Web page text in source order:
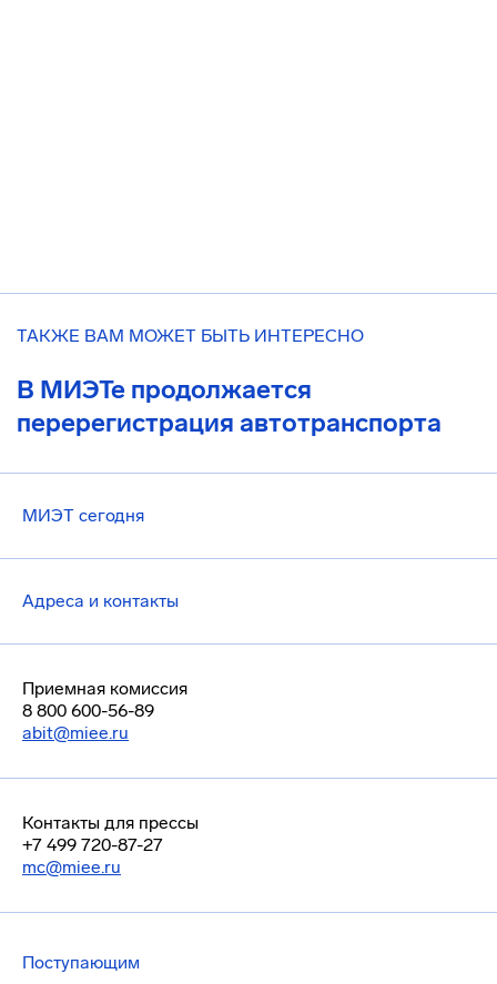
ТАКЖЕ ВАМ МОЖЕТ БЫТЬ ИНТЕРЕСНО
В МИЭТе продолжается
перерегистрация автотранспорта
МИЭТ сегодня
Адреса и контакты
Приемная комиссия
8 800 600-56-89
abit@miee.ru
Контакты для прессы
+7 499 720-87-27
mc@miee.ru
Поступающим